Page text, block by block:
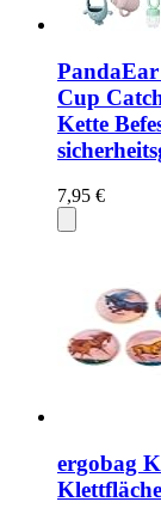
Cup
Kette
7,95 €
ergobag